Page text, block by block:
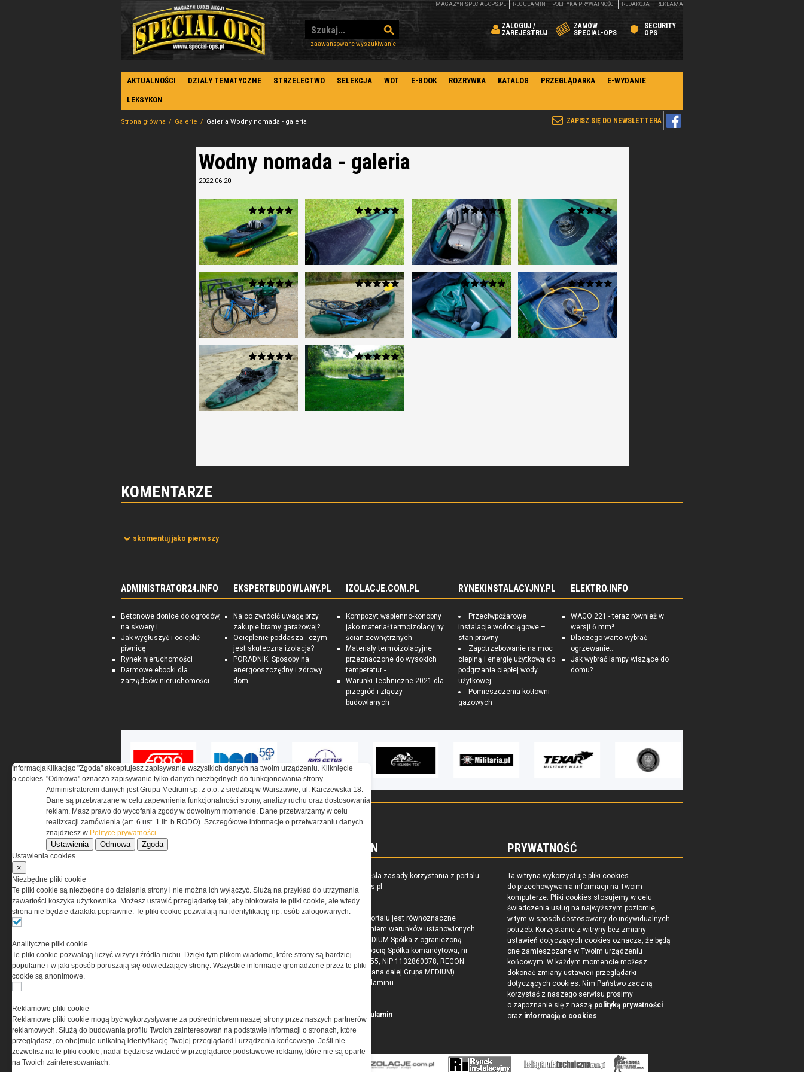
zaawansowane wyszukiwanie
ZALOGUJ /
ZAREJESTRUJ
ZAMÓW
SPECIAL-OPS
SECURITY
OPS
MAGAZYN SPECIAL-OPS.PL REGULAMIN POLITYKA PRYWATNOŚCI REDAKCJA REKLAMA
AKTUALNOŚCI DZIAŁY TEMATYCZNE STRZELECTWO SELEKCJA WOT E-BOOK ROZRYWKA KATALOG PRZEGLĄDARKA E-WYDANIE
LEKSYKON
ZAPISZ SIĘ DO NEWSLETTERA
Strona główna Galerie Galeria Wodny nomada - galeria
Wodny nomada - galeria
2022-06-20
KOMENTARZE
skomentuj jako pierwszy
ADMINISTRATOR24.INFO
Betonowe donice do ogrodów,
na skwery i...
Jak wygłuszyć i ocieplić
piwnicę
Rynek nieruchomości
Darmowe ebooki dla
zarządców nieruchomości
EKSPERTBUDOWLANY.PL
Na co zwrócić uwagę przy
zakupie bramy garażowej?
Ocieplenie poddasza - czym
jest skuteczna izolacja?
PORADNIK: Sposoby na
energooszczędny i zdrowy
dom
IZOLACJE.COM.PL
Kompozyt wapienno-konopny
jako materiał termoizolacyjny
ścian zewnętrznych
Materiały termoizolacyjne
przeznaczone do wysokich
temperatur -...
Warunki Techniczne 2021 dla
przegród i złączy
budowlanych
RYNEKINSTALACYJNY.PL
Przeciwpożarowe
instalacje wodociągowe –
stan prawny
Zapotrzebowanie na moc
cieplną i energię użytkową do
podgrzania ciepłej wody
użytkowej
Pomieszczenia kotłowni
gazowych
ELEKTRO.INFO
WAGO 221 - teraz również w
wersji 6 mm²
Dlaczego warto wybrać
ogrzewanie...
Jak wybrać lampy wiszące do
domu?
O NAS
misjach bojowych, uzbrojeniu, umundurowaniu
i wyposażeniu jednostek specjalnych w kraju
i na świecie.
REGULAMIN
Regulamin określa zasady korzystania z portalu
www.special-ops.pl
Korzystanie z portalu jest równoznaczne
z zaakceptowaniem warunków ustanowionych
przez Grupa MEDIUM Spółka z ograniczoną
odpowiedzialnością Spółka komandytowa, nr
KRS: 0000537655, NIP 1132860378, REGON
146393437 (zwana dalej Grupa MEDIUM)
w postaci Regulaminu.
Przeczytaj regulamin
PRYWATNOŚĆ
Ta witryna wykorzystuje pliki cookies
do przechowywania informacji na Twoim
komputerze. Pliki cookies stosujemy w celu
świadczenia usług na najwyższym poziomie,
w tym w sposób dostosowany do indywidualnych
potrzeb. Korzystanie z witryny bez zmiany
ustawień dotyczących cookies oznacza, że będą
one zamieszczane w Twoim urządzeniu
końcowym. W każdym momencie możesz
dokonać zmiany ustawień przeglądarki
dotyczących cookies. Nim Państwo zaczną
korzystać z naszego serwisu prosimy
o zapoznanie się z naszą polityką prywatności
oraz informacją o cookies.
Informacja
o cookies
Klikacjąc "Zgoda" akceptujesz zapisywanie wszystkich danych na twoim urządzeniu. Kliknięcie
"Odmowa" oznacza zapisywanie tylko danych niezbędnych do funkcjonowania strony.
Administratorem danych jest Grupa Medium sp. z o.o. z siedzibą w Warszawie, ul. Karczewska 18.
Dane są przetwarzane w celu zapewnienia funkcjonalności strony, analizy ruchu oraz dostosowania
reklam. Masz prawo do wycofania zgody w dowolnym momencie. Dane przetwarzamy w celu
realizxacji zamówienia (art. 6 ust. 1 lit. b RODO). Szczegółowe informacje o przetwarzaniu danych
znajdziesz w Polityce prywatności
Ustawienia Odmowa Zgoda
Ustawienia cookies
×
Niezbędne pliki cookie
Te pliki cookie są niezbędne do działania strony i nie można ich wyłączyć. Służą na przykład do utrzymania
zawartości koszyka użytkownika. Możesz ustawić przeglądarkę tak, aby blokowała te pliki cookie, ale wtedy
strona nie będzie działała poprawnie. Te pliki cookie pozwalają na identyfikację np. osób zalogowanych.
Analityczne pliki cookie
Te pliki cookie pozwalają liczyć wizyty i źródła ruchu. Dzięki tym plikom wiadomo, które strony są bardziej
popularne i w jaki sposób poruszają się odwiedzający stronę. Wszystkie informacje gromadzone przez te pliki
cookie są anonimowe.
Reklamowe pliki cookie
Reklamowe pliki cookie mogą być wykorzystywane za pośrednictwem naszej strony przez naszych partnerów
reklamowych. Służą do budowania profilu Twoich zainteresowań na podstawie informacji o stronach, które
przeglądasz, co obejmuje unikalną identyfikację Twojej przeglądarki i urządzenia końcowego. Jeśli nie
zezwolisz na te pliki cookie, nadal będziesz widzieć w przeglądarce podstawowe reklamy, które nie są oparte
na Twoich zainteresowaniach.